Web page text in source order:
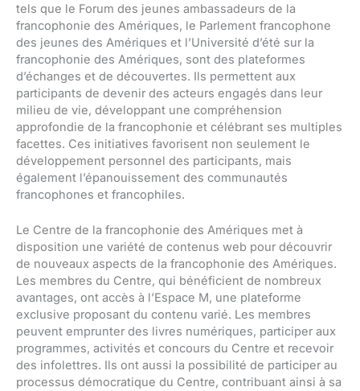
tels que le Forum des jeunes ambassadeurs de la
francophonie des Amériques, le Parlement francophone
des jeunes des Amériques et l’Université d’été sur la
francophonie des Amériques, sont des plateformes
d’échanges et de découvertes. Ils permettent aux
participants de devenir des acteurs engagés dans leur
milieu de vie, développant une compréhension
approfondie de la francophonie et célébrant ses multiples
facettes. Ces initiatives favorisent non seulement le
développement personnel des participants, mais
également l’épanouissement des communautés
francophones et francophiles.
Le Centre de la francophonie des Amériques met à
disposition une variété de contenus web pour découvrir
de nouveaux aspects de la francophonie des Amériques.
Les membres du Centre, qui bénéficient de nombreux
avantages, ont accès à l’Espace M, une plateforme
exclusive proposant du contenu varié. Les membres
peuvent emprunter des livres numériques, participer aux
programmes, activités et concours du Centre et recevoir
des infolettres. Ils ont aussi la possibilité de participer au
processus démocratique du Centre, contribuant ainsi à sa